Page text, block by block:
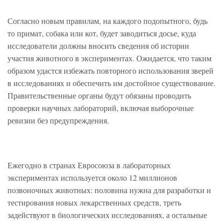
Согласно новым правилам, на каждого подопытного, будь
то примат, собака или кот, будет заводиться досье, куда
исследователи должны вносить сведения об истории
участия животного в экспериментах. Ожидается, что таким
образом удастся избежать повторного использования зверей
в исследованиях и обеспечить им достойное существование.
Правительственные органы будут обязаны проводить
проверки научных лабораторий, включая выборочные
ревизии без предупреждения.
Ежегодно в странах Евросоюза в лабораторных
экспериментах используется около 12 миллионов
позвоночных животных: половина нужна для разработки и
тестирования новых лекарственных средств, треть
задействуют в биологических исследованиях, а остальные